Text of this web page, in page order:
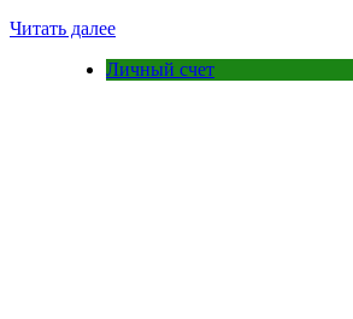
Читать далее
Личный счет